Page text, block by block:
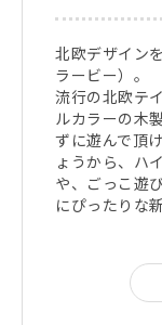
北欧デザイン
ラービー）。
流行の北欧テ
ルカラーの木
ずに遊んで頂
ょうから、ハ
や、ごっこ遊
にぴったりな